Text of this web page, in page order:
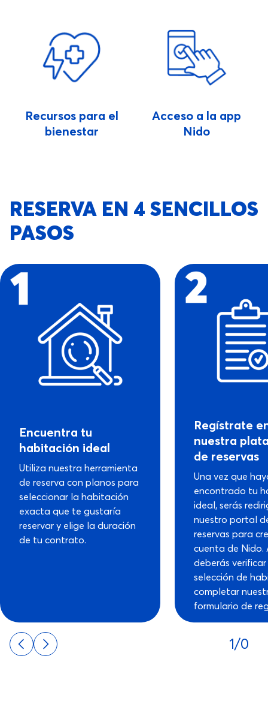
Recursos para el
bienestar
Acceso a la app
Nido
RESERVA EN 4 SENCILLOS
PASOS
Encuentra tu
habitación ideal
Utiliza nuestra herramienta
de reserva con planos para
seleccionar la habitación
exacta que te gustaría
reservar y elige la duración
de tu contrato.
Regístrate
nuestra
de reservas
Una vez que
encontrado tu
ideal, serás
nuestro portal
reservas para
cuenta de Nido.
deberás
selección de
completar
formulario de
1/0